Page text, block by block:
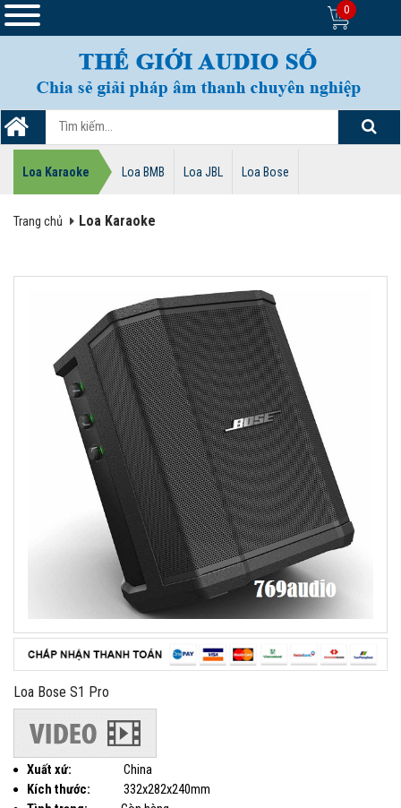
0
Loa Karaoke Loa BMB Loa JBL Loa Bose
Trang chủ Loa Karaoke
Loa Bose S1 Pro
Xuất xứ:
China
Kích thước:
332x282x240mm